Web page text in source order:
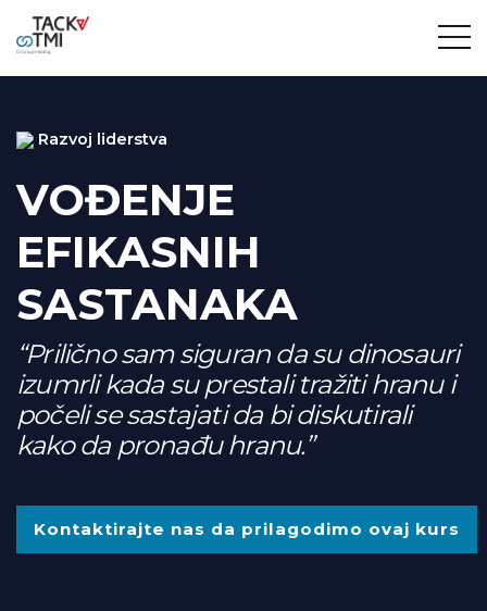
Razvoj liderstva
VOĐENJE
EFIKASNIH
SASTANAKA
“Prilično sam siguran da su dinosauri
izumrli kada su prestali tražiti hranu i
počeli se sastajati da bi diskutirali
kako da pronađu hranu.”
Kontaktirajte nas da prilagodimo ovaj kurs